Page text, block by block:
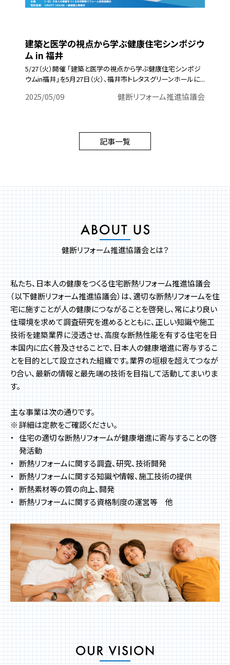
建築と医学の視点から学ぶ健康住宅シンポジウ
ム in 福井
5/27（火）開催 「建築と医学の視点から学ぶ健康住宅シンポジ
ウムin福井」を5月27日（火）、福井市トレタスグリーンホールに...
2025/05/09 健断リフォーム推進協議会
記事一覧
健断リフォーム推進協議会とは？
私たち、日本人の健康をつくる住宅断熱リフォーム推進協議会
（以下健断リフォーム推進協議会）は、適切な断熱リフォームを住
宅に施すことが人の健康につながることを啓発し、常により良い
住環境を求めて調査研究を進めるとともに、正しい知識や施工
技術を建築業界に浸透させ、高度な断熱性能を有する住宅を日
本国内に広く普及させることで、日本人の健康増進に寄与するこ
とを目的として設立された組織です。業界の垣根を超えてつなが
り合い、最新の情報と最先端の技術を目指して活動してまいりま
す。
主な事業は次の通りです。
詳細は定款をご確認ください。
住宅の適切な断熱リフォームが健康増進に寄与することの啓
発活動
断熱リフォームに関する調査、研究、技術開発
断熱リフォームに関する知識や情報、施工技術の提供
断熱素材等の質の向上、開発
断熱リフォームに関する資格制度の運営等 他